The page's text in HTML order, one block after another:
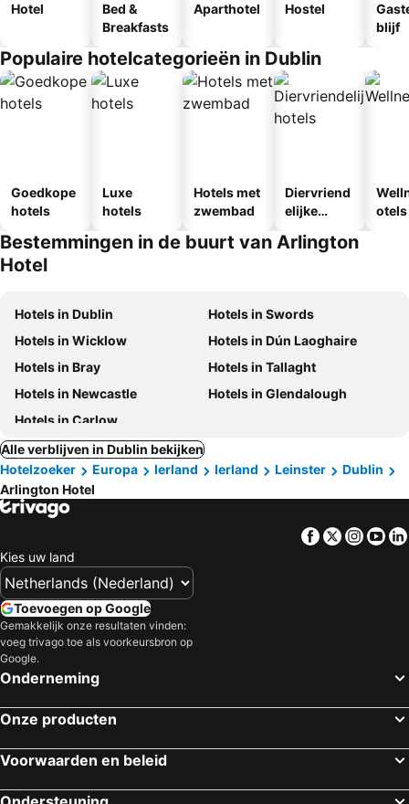
Hotel
Bed &
Breakfasts
Aparthotel Hostel
blijf
Populaire hotelcategorieën in Dublin
Goedkope
hotels
Luxe
hotels
Hotels met
zwembad
Diervriend
elijke
otels
Bestemmingen in de buurt van Arlington
Hotel
Hotels in Dublin
Hotels in Swords
Hotels in Wicklow
Hotels in Dún Laoghaire
Hotels in Bray
Hotels in Tallaght
Hotels in Newcastle
Hotels in Glendalough
Hotels in Carlow
Alle verblijven in Dublin bekijken
Hotelzoeker
Europa Ierland Ierland Leinster
Dublin
Arlington Hotel
Facebook
Twitter
Kies uw land
Toevoegen op Google
Gemakkelijk onze resultaten vinden:
voeg trivago toe als voorkeursbron op
Google.
Onderneming
Onze producten
Voorwaarden en beleid